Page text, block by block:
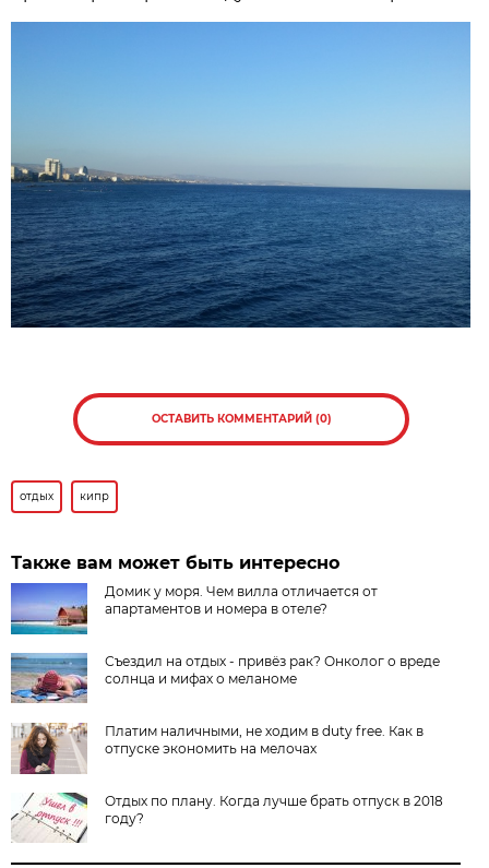
ОСТАВИТЬ КОММЕНТАРИЙ (0)
отдых кипр
Также вам может быть интересно
Домик у моря.​ Чем вилла отличается от
апартаментов и номера в отеле?
Съездил на отдых - привёз рак? Онколог о вреде
солнца и мифах о меланоме
Платим наличными, не ходим в duty free. Как в
отпуске экономить на мелочах
Отдых по плану. Когда лучше брать отпуск в 2018
году?